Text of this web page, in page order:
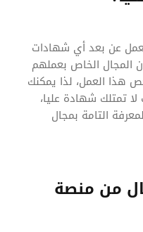
عن بعد أي شهادات
المجال الخاص بعملهم
هذا العمل، لذا يمكنك
تمتلك شهادة عليا،
التامة بمجال
من منصة